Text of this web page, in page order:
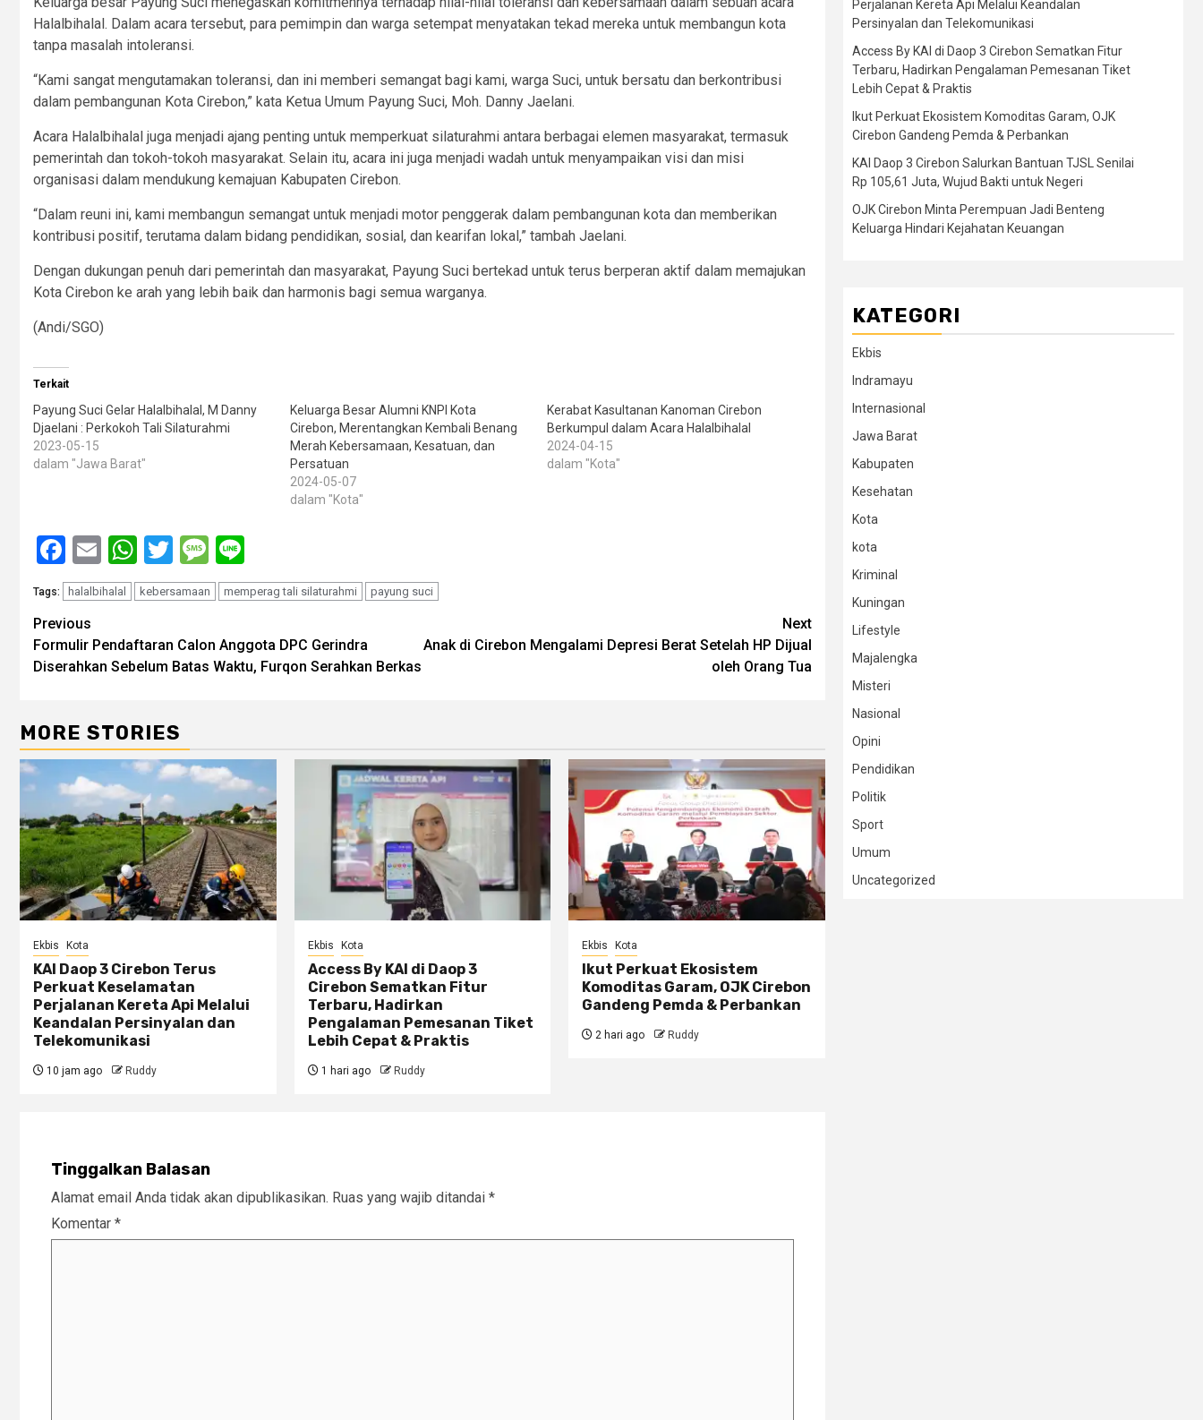
Halalbihalal. Dalam acara tersebut, para pemimpin dan warga setempat menyatakan tekad mereka untuk membangun kota
tanpa masalah intoleransi.
“Kami sangat mengutamakan toleransi, dan ini memberi semangat bagi kami, warga Suci, untuk bersatu dan berkontribusi
dalam pembangunan Kota Cirebon,” kata Ketua Umum Payung Suci, Moh. Danny Jaelani.
Acara Halalbihalal juga menjadi ajang penting untuk memperkuat silaturahmi antara berbagai elemen masyarakat, termasuk
pemerintah dan tokoh-tokoh masyarakat. Selain itu, acara ini juga menjadi wadah untuk menyampaikan visi dan misi
organisasi dalam mendukung kemajuan Kabupaten Cirebon.
“Dalam reuni ini, kami membangun semangat untuk menjadi motor penggerak dalam pembangunan kota dan memberikan
kontribusi positif, terutama dalam bidang pendidikan, sosial, dan kearifan lokal,” tambah Jaelani.
Dengan dukungan penuh dari pemerintah dan masyarakat, Payung Suci bertekad untuk terus berperan aktif dalam memajukan
Kota Cirebon ke arah yang lebih baik dan harmonis bagi semua warganya.
(Andi/SGO)
Terkait
Payung Suci Gelar Halalbihalal, M Danny
Djaelani : Perkokoh Tali Silaturahmi
2023-05-15
dalam "Jawa Barat"
Keluarga Besar Alumni KNPI Kota
Cirebon, Merentangkan Kembali Benang
Merah Kebersamaan, Kesatuan, dan
Persatuan
2024-05-07
dalam "Kota"
Kerabat Kasultanan Kanoman Cirebon
Berkumpul dalam Acara Halalbihalal
2024-04-15
dalam "Kota"
Facebook
EmailWhatsApp
TwitterMessage
Tags: halalbihalal kebersamaan memperag tali silaturahmi payung suci
Post
navigation
Previous
Formulir Pendaftaran Calon Anggota DPC Gerindra
Diserahkan Sebelum Batas Waktu, Furqon Serahkan Berkas
Next
Anak di Cirebon Mengalami Depresi Berat Setelah HP Dijual
oleh Orang Tua
MORE STORIES
Ekbis Kota
KAI Daop 3 Cirebon Terus
Perkuat Keselamatan
Perjalanan Kereta Api Melalui
Keandalan Persinyalan dan
Telekomunikasi
10 jam ago Ruddy
Ekbis Kota
Access By KAI di Daop 3
Cirebon Sematkan Fitur
Terbaru, Hadirkan
Pengalaman Pemesanan Tiket
Lebih Cepat & Praktis
1 hari ago Ruddy
Ekbis Kota
Ikut Perkuat Ekosistem
Komoditas Garam, OJK Cirebon
Gandeng Pemda & Perbankan
2 hari ago Ruddy
Tinggalkan Balasan
Alamat email Anda tidak akan dipublikasikan. Ruas yang wajib ditandai *
Komentar *
Perjalanan Kereta Api Melalui Keandalan
Persinyalan dan Telekomunikasi
Access By KAI di Daop 3 Cirebon Sematkan Fitur
Terbaru, Hadirkan Pengalaman Pemesanan Tiket
Lebih Cepat & Praktis
Ikut Perkuat Ekosistem Komoditas Garam, OJK
Cirebon Gandeng Pemda & Perbankan
KAI Daop 3 Cirebon Salurkan Bantuan TJSL Senilai
Rp 105,61 Juta, Wujud Bakti untuk Negeri
OJK Cirebon Minta Perempuan Jadi Benteng
Keluarga Hindari Kejahatan Keuangan
KATEGORI
Ekbis
Indramayu
Internasional
Jawa Barat
Kabupaten
Kesehatan
Kota
kota
Kriminal
Kuningan
Lifestyle
Majalengka
Misteri
Nasional
Opini
Pendidikan
Politik
Sport
Umum
Uncategorized